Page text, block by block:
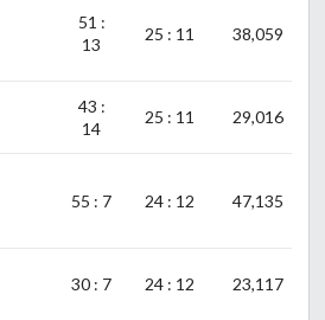
51 :
13
25 : 11 38,059
43 :
14
25 : 11 29,016
55 : 7 24 : 12 47,135
30 : 7 24 : 12 23,117